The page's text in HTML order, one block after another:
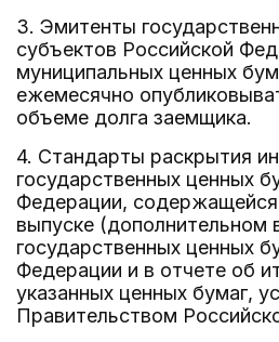
3. Эмитенты
субъектов Российской
муниципальных ценных
ежемесячно
объеме долга заемщика.
4. Стандарты раскрытия
государственных ценных
Федерации,
выпуске (дополнительном
государственных ценных
Федерации и в отчете об
указанных ценных бумаг,
Правительством